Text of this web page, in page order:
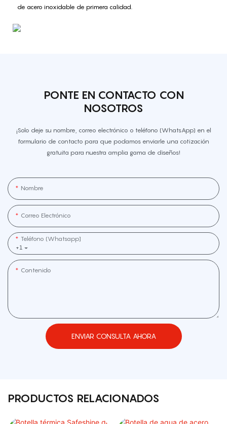
de acero inoxidable de primera calidad.
PONTE EN CONTACTO CON
NOSOTROS
¡Solo deje su nombre, correo electrónico o teléfono (WhatsApp) en el
formulario de contacto para que podamos enviarle una cotización
gratuita para nuestra amplia gama de diseños!
Nombre
Correo Electrónico
+1
Teléfono (whatsapp]
Contenido
ENVIAR CONSULTA AHORA
PRODUCTOS RELACIONADOS